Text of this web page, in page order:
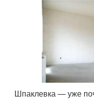
Шпаклевка — уже